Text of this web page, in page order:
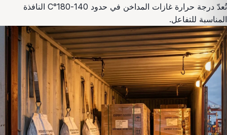
تُعدّ درجة حرارة غازات المداخن في حدود 140-180°C النافذة
المناسبة للتفاعل.